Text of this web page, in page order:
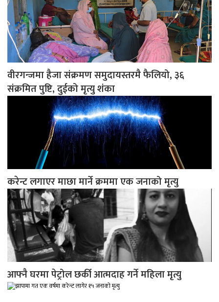
वीरगन्जमा हैजा संक्रमण समुदायस्तरमै फैलियो, ३६
संक्रमित पुष्टि, दुईको मृत्यु शंका
करेन्ट लगाएर माछा मार्ने क्रममा एक जनाको मृत्यु
आफ्नै घरमा पेट्रोल छर्की आत्मदाह गर्ने महिला मृत्यु